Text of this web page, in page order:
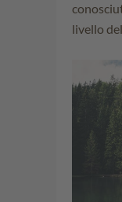
livello